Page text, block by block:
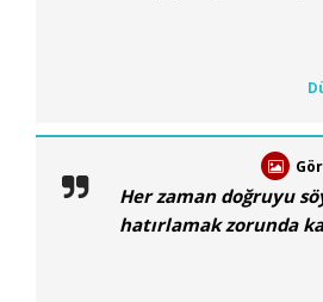
Her zaman doğruyu
hatırlamak zorunda